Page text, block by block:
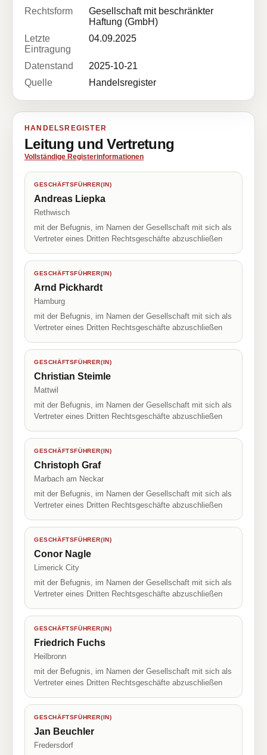
Rechtsform
Gesellschaft mit beschränkter
Haftung (GmbH)
Letzte
Eintragung
04.09.2025
Datenstand
2025-10-21
Quelle
Handelsregister
HANDELSREGISTER
Leitung und Vertretung
Vollständige Registerinformationen
GESCHÄFTSFÜHRER(IN)
Andreas Liepka
Rethwisch
mit der Befugnis, im Namen der Gesellschaft mit sich als
Vertreter eines Dritten Rechtsgeschäfte abzuschließen
GESCHÄFTSFÜHRER(IN)
Arnd Pickhardt
Hamburg
mit der Befugnis, im Namen der Gesellschaft mit sich als
Vertreter eines Dritten Rechtsgeschäfte abzuschließen
GESCHÄFTSFÜHRER(IN)
Christian Steimle
Mattwil
mit der Befugnis, im Namen der Gesellschaft mit sich als
Vertreter eines Dritten Rechtsgeschäfte abzuschließen
GESCHÄFTSFÜHRER(IN)
Christoph Graf
Marbach am Neckar
mit der Befugnis, im Namen der Gesellschaft mit sich als
Vertreter eines Dritten Rechtsgeschäfte abzuschließen
GESCHÄFTSFÜHRER(IN)
Conor Nagle
Limerick City
mit der Befugnis, im Namen der Gesellschaft mit sich als
Vertreter eines Dritten Rechtsgeschäfte abzuschließen
GESCHÄFTSFÜHRER(IN)
Friedrich Fuchs
Heilbronn
mit der Befugnis, im Namen der Gesellschaft mit sich als
Vertreter eines Dritten Rechtsgeschäfte abzuschließen
GESCHÄFTSFÜHRER(IN)
Jan Beuchler
Fredersdorf